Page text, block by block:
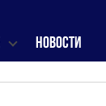
НОВОСТИ